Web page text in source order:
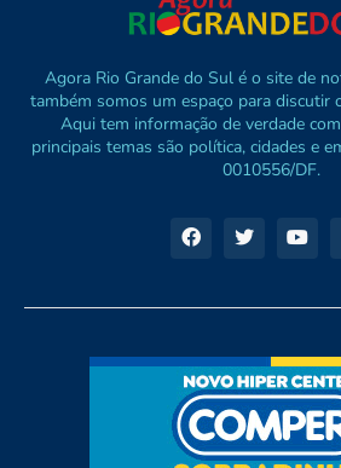
Agora Rio Grande do Sul é o site de
também somos um espaço para discutir
Aqui tem informação de verdade
principais temas são política, cidades e
0010556/DF.